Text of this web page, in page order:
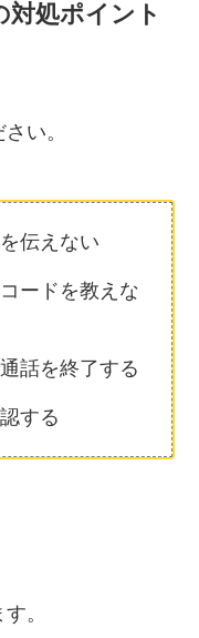
対処ポイント
い。
伝えない
ードを教えな
話を終了する
する
。